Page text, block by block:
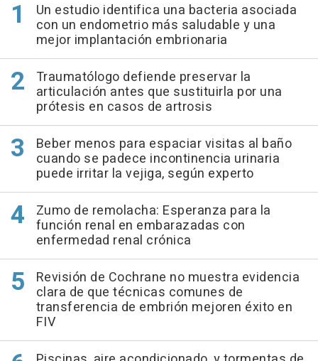
Un estudio identifica una bacteria asociada
con un endometrio más saludable y una
mejor implantación embrionaria
Traumatólogo defiende preservar la
articulación antes que sustituirla por una
prótesis en casos de artrosis
Beber menos para espaciar visitas al baño
cuando se padece incontinencia urinaria
puede irritar la vejiga, según experto
Zumo de remolacha: Esperanza para la
función renal en embarazadas con
enfermedad renal crónica
Revisión de Cochrane no muestra evidencia
clara de que técnicas comunes de
transferencia de embrión mejoren éxito en
FIV